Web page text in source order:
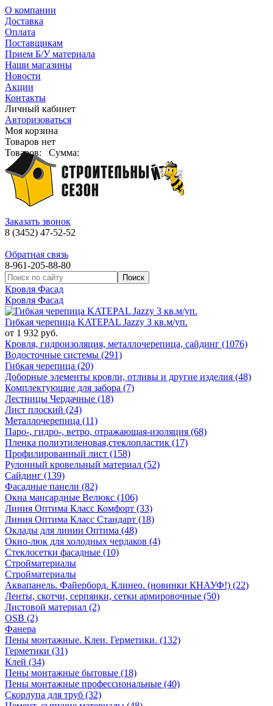
О компании
Доставка
Оплата
Поставщикам
Прием Б/У материала
Наши магазины
Новости
Акции
Контакты
Личный кабинет
Авторизоваться
Моя корзина
Товаров нет
Товаров:
Сумма:
Заказать звонок
8 (3452) 47-52-52
Обратная связь
8-961-205-88-80
Кровля Фасад
Кровля Фасад
Гибкая черепица KATEPAL Jazzy 3 кв.м/уп.
от 1 932 руб.
Кровля, гидроизоляция, металлочерепица, сайдинг (1076)
Водосточные системы (291)
Гибкая черепица (20)
Доборные элементы кровли, отливы и другие изделия (48)
Комплектующие для забора (7)
Лестницы Чердачные (18)
Лист плоский (24)
Металлочерепица (11)
Паро-, гидро-, ветро, отражающая-изоляция (68)
Пленка полиэтиленовая,стеклопластик (17)
Профилированный лист (158)
Рулонный кровельный материал (52)
Сайдинг (139)
Фасадные панели (82)
Окна мансардные Велюкс (106)
Линия Оптима Класс Комфорт (33)
Линия Оптима Класс Стандарт (18)
Оклады для линии Оптима (48)
Окно-люк для холодных чердаков (4)
Стеклосетки фасадные (10)
Стройматериалы
Стройматериалы
Аквапанель. Файерборд. Клинео. (новинки КНАУФ!) (22)
Ленты, скотчи, серпянки, сетки армировочные (50)
Листовой материал (2)
OSB (2)
Фанера
Пены монтажные. Клеи. Герметики. (132)
Герметики (31)
Клей (34)
Пены монтажные бытовые (18)
Пены монтажные профессиональные (40)
Скорлупа для труб (32)